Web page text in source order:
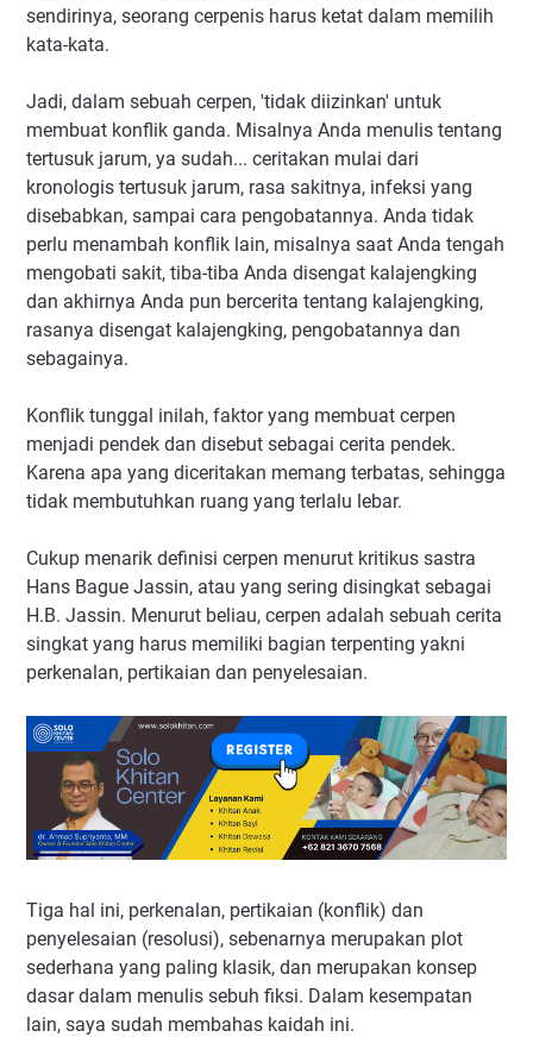
sendirinya, seorang cerpenis harus ketat dalam memilih
kata-kata.
Jadi, dalam sebuah cerpen, 'tidak diizinkan' untuk
membuat konflik ganda. Misalnya Anda menulis tentang
tertusuk jarum, ya sudah... ceritakan mulai dari
kronologis tertusuk jarum, rasa sakitnya, infeksi yang
disebabkan, sampai cara pengobatannya. Anda tidak
perlu menambah konflik lain, misalnya saat Anda tengah
mengobati sakit, tiba-tiba Anda disengat kalajengking
dan akhirnya Anda pun bercerita tentang kalajengking,
rasanya disengat kalajengking, pengobatannya dan
sebagainya.
Konflik tunggal inilah, faktor yang membuat cerpen
menjadi pendek dan disebut sebagai cerita pendek.
Karena apa yang diceritakan memang terbatas, sehingga
tidak membutuhkan ruang yang terlalu lebar.
Cukup menarik definisi cerpen menurut kritikus sastra
Hans Bague Jassin, atau yang sering disingkat sebagai
H.B. Jassin. Menurut beliau, cerpen adalah sebuah cerita
singkat yang harus memiliki bagian terpenting yakni
perkenalan, pertikaian dan penyelesaian.
Tiga hal ini, perkenalan, pertikaian (konflik) dan
penyelesaian (resolusi), sebenarnya merupakan plot
sederhana yang paling klasik, dan merupakan konsep
dasar dalam menulis sebuh fiksi. Dalam kesempatan
lain, saya sudah membahas kaidah ini.